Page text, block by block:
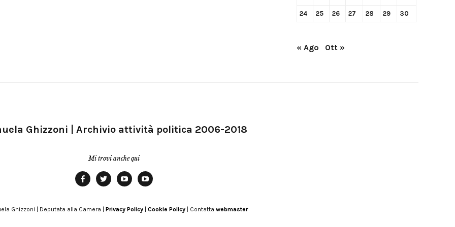
24 25 26 27 28 29 30
« Ago Ott »
Ghizzoni | Archivio attività politica 2006-2018
Mi trovi anche qui
Modena
Ghizzoni | Deputata alla Camera | Privacy Policy Cookie Policy | Contatta webmaster